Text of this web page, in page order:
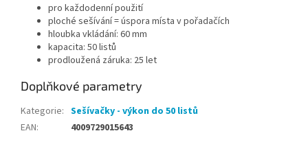
pro každodenní použití
ploché sešívání = úspora místa v pořadačích
hloubka vkládání: 60 mm
kapacita: 50 listů
prodloužená záruka: 25 let
Doplňkové parametry
Kategorie: Sešívačky - výkon do 50 listů
EAN: 4009729015643